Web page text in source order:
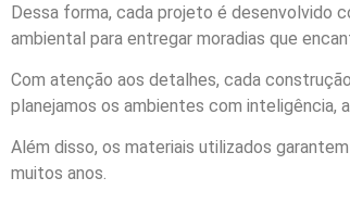
Dessa forma, cada projeto é desenvolvido
ambiental para entregar moradias que
Com atenção aos detalhes, cada
planejamos os ambientes com inteligência,
Além disso, os materiais utilizados
muitos anos.